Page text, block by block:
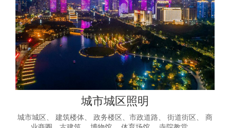
城市城区照明
城市城区、 建筑楼体、 政务楼区、市政道路、 街道街区、 商